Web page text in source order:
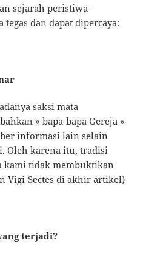
sejarah peristiwa-
dan dapat dipercaya:
saksi mata
« bapa-bapa Gereja »
informasi lain selain
Oleh karena itu, tradisi
kami tidak membuktikan
Vigi-Sectes di akhir artikel)
terjadi?